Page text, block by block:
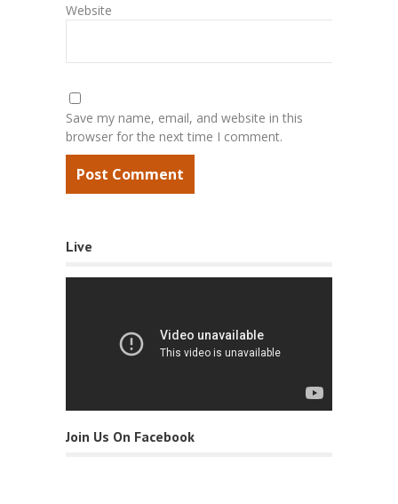
Website
Save my name, email, and website in this
browser for the next time I comment.
Live
Join Us On Facebook